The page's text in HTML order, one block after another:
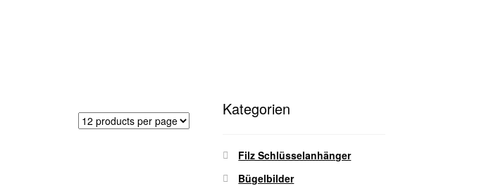
Kategorien
Filz Schlüsselanhänger
Bügelbilder